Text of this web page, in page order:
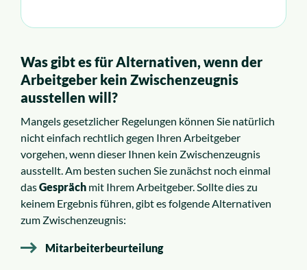
Was gibt es für Alternativen, wenn der
Arbeitgeber kein Zwischenzeugnis
ausstellen will?
Mangels gesetzlicher Regelungen können Sie natürlich
nicht einfach rechtlich gegen Ihren Arbeitgeber
vorgehen, wenn dieser Ihnen kein Zwischenzeugnis
ausstellt. Am besten suchen Sie zunächst noch einmal
dasGespräch mit Ihrem Arbeitgeber. Sollte dies zu
keinem Ergebnis führen, gibt es folgende Alternativen
zum Zwischenzeugnis:
Mitarbeiterbeurteilung